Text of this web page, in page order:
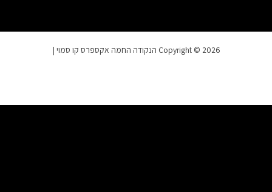
Copyright © 2026 הנקודה החמה אקספרס קו סמוי |